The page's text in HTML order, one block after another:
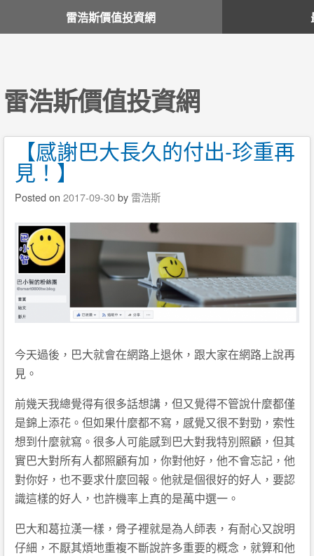
雷浩斯價值投資網
雷浩斯價值投資網
【感謝巴大長久的付出-珍重再
見！】
Posted on 2017-09-30by 雷浩斯
今天過後，巴大就會在網路上退休，跟大家在網路上說再
見。
前幾天我總覺得有很多話想講，但又覺得不管說什麼都僅
是錦上添花。但如果什麼都不寫，感覺又很不對勁，索性
想到什麼就寫。很多人可能感到巴大對我特別照顧，但其
實巴大對所有人都照顧有加，你對他好，他不會忘記，他
對你好，也不要求什麼回報。他就是個很好的好人，要認
識這樣的好人，也許機率上真的是萬中選一。
巴大和葛拉漢一樣，骨子裡就是為人師表，有耐心又說明
仔細，不厭其煩地重複不斷說許多重要的概念，就算和他